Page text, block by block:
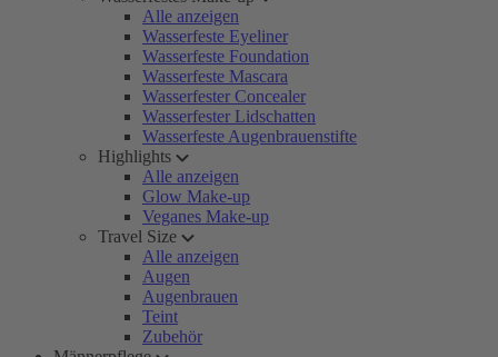
Alle anzeigen
Wasserfeste Eyeliner
Wasserfeste Foundation
Wasserfeste Mascara
Wasserfester Concealer
Wasserfester Lidschatten
Wasserfeste Augenbrauenstifte
Highlights
Alle anzeigen
Glow Make-up
Veganes Make-up
Travel Size
Alle anzeigen
Augen
Augenbrauen
Teint
Zubehör